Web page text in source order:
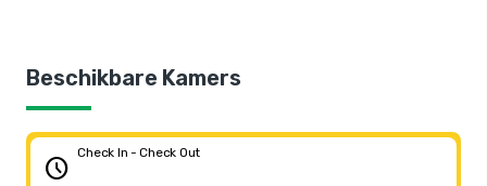
Beschikbare Kamers
schedule
Check In - Check Out